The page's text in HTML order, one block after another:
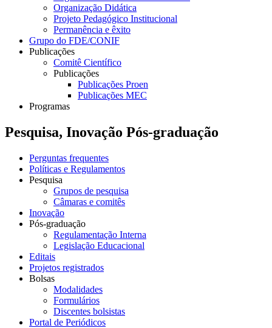
Organização Didática
Projeto Pedagógico Institucional
Permanência e êxito
Grupo do FDE/CONIF
Publicações
Comitê Científico
Publicações
Publicações Proen
Publicações MEC
Programas
Pesquisa, Inovação Pós-graduação
Perguntas frequentes
Políticas e Regulamentos
Pesquisa
Grupos de pesquisa
Câmaras e comitês
Inovação
Pós-graduação
Regulamentação Interna
Legislação Educacional
Editais
Projetos registrados
Bolsas
Modalidades
Formulários
Discentes bolsistas
Portal de Periódicos